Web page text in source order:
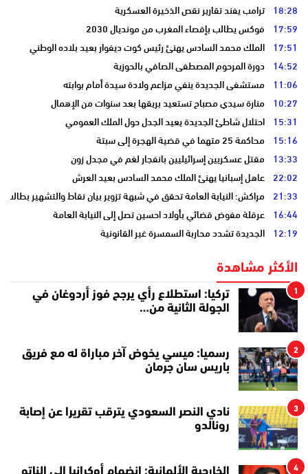
18:28 ترامب يفند تقارير نقص الذخيرة العسكرية
17:59 فوكس يطالب بإقصاء المغرب من مونديال 2030
17:51 الملك محمد السادس يهنئ رئيس كوت ديفوار بعيد بلاده الوطني
14:52 دورة المرحوم المصطفى الصافي بالحوزية
11:06 مستشفى الجديدة ينفي مزاعم ولادة سيدة أمام بوابته
10:27 منارة سيدي مصباح تستعيد بريقها بعد سنوات من الإهمال
15:31 احتلال شاطئ الجديدة يعيد الجدل حول الملك العمومي
15:16 محاكمة 25 متهما في قضية الهجرة إلى سبتة
13:33 مقتل عسكريين إسرائيليين بانفجار لغم في مجدل زون
22:02 عاهل إسبانيا يهنئ الملك محمد السادس بعيد العرش
21:33 مراكش: النيابة العامة تحقق في شبهة تزوير بيان نقاط والتشهير بطالب
16:44 عرقلة مفوض قضائي بأولاد احسين تصل إلى النيابة العامة
12:19 الجديدة تشدد محاربة السمسرة غير القانونية
الأكثر مشاهدة
1
تركيا: استطلاع رأي يرجح فوز أردوغان في
الجولة الثانية من…
2
رسميا: ميسي يخوض آخر مباراة له مع فريق
باريس سان جرمان
3
نادي النصر السعودي يترقب تقريرا عن إصابة
رونالدو
4